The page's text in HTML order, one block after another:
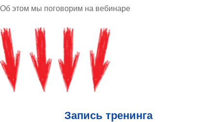
Об этом мы поговорим на вебинаре
Запись тренинга